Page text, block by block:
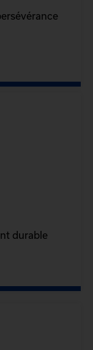
durable